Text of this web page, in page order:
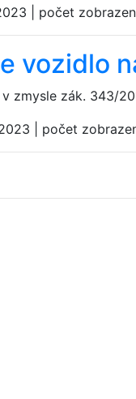
počet
vozidlo
zmysle zák. 343/
počet